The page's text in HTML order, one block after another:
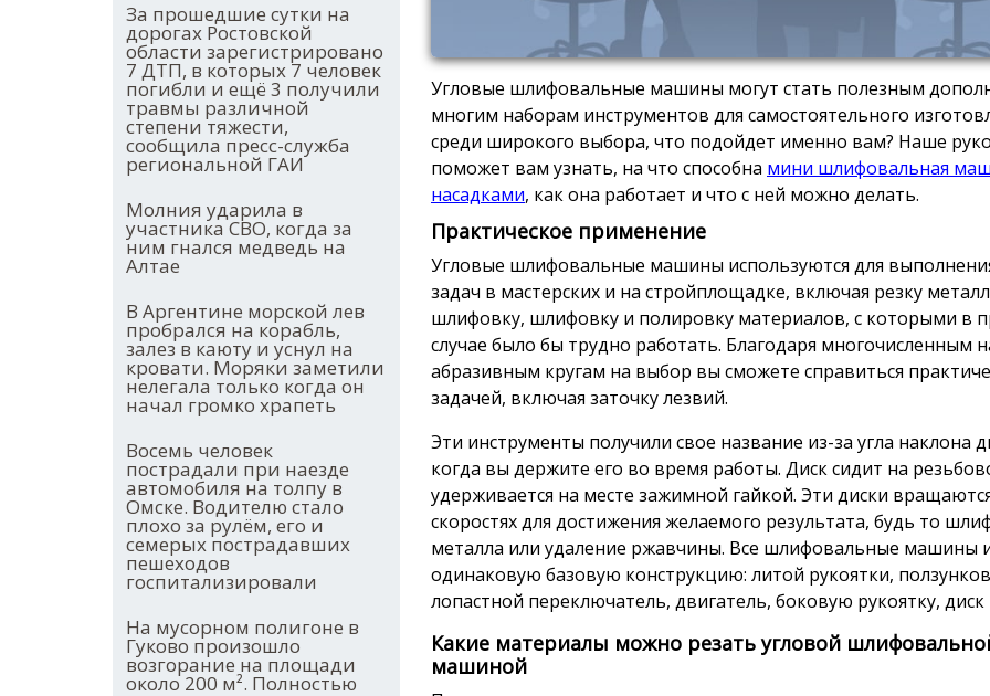
За прошедшие сутки на
дорогах Ростовской
области зарегистрировано
7 ДТП, в которых 7 человек
погибли и ещё 3 получили
травмы различной
степени тяжести,
сообщила пресс-служба
региональной ГАИ
Молния ударила в
участника СВО, когда за
ним гнался медведь на
Алтае
В Аргентине морской лев
пробрался на корабль,
залез в каюту и уснул на
кровати. Моряки заметили
нелегала только когда он
начал громко храпеть
Восемь человек
пострадали при наезде
автомобиля на толпу в
Омске. Водителю стало
плохо за рулём, его и
семерых пострадавших
пешеходов
госпитализировали
На мусорном полигоне в
Гуково произошло
возгорание на площади
около 200 м². Полностью
Угловые шлифовальные машины могут стать полезным
многим наборам инструментов для самостоятельного
среди широкого выбора, что подойдет именно вам? Наше
поможет вам узнать, на что способна мини шлифовальная
насадками, как она работает и что с ней можно делать.
Практическое применение
Угловые шлифовальные машины используются для
задач в мастерских и на стройплощадке, включая резку
шлифовку, шлифовку и полировку материалов, с которыми в
случае было бы трудно работать. Благодаря многочисленным
абразивным кругам на выбор вы сможете справиться
задачей, включая заточку лезвий.
Эти инструменты получили свое название из-за угла наклона
когда вы держите его во время работы. Диск сидит на
удерживается на месте зажимной гайкой. Эти диски
скоростях для достижения желаемого результата, будь то
металла или удаление ржавчины. Все шлифовальные машины
одинаковую базовую конструкцию: литой рукоятки,
лопастной переключатель, двигатель, боковую рукоятку,
Какие материалы можно резать угловой
машиной